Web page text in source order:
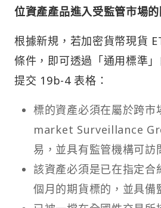
位資產產品進入受監管市場的
根據新規，若加密貨幣現貨
條件，即可透過「通用標準
提交 19b-4 表格：
標的資產必須在屬於跨
market Surveillance
易，並具有監管機構可訪
該資產必須是已在指定合
個月的期貨標的，並具備